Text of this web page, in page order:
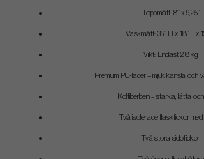
Toppmått: 8” x 9,25”
Väskmått: 35” H x 18” L x
Vikt: Endast 2,8 kg
Premium PU-läder – mjuk känsla och
Kolfiberben – starka, lätta
Två isolerade flaskfickor med
Två stora sidofickor